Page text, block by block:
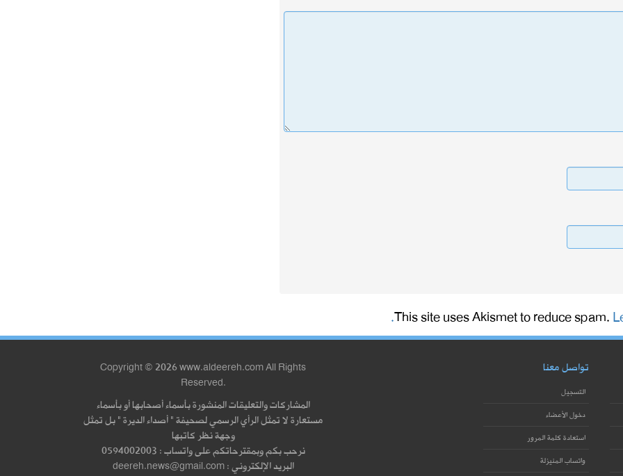
This site uses Akismet to reduce spam.
تواصل معنا
التسجيل
دخول الأعضاء
استعادة كلمة المرور
واتساب المنيزلة
Copyright © 2026 www.aldeereh.com All Rights
Reserved.
المشاركات والتعليقات المنشورة بأسماء أصحابها أو بأسماء
مستعارة لا تمثل الرأي الرسمي لصحيفة " أصداء الديرة " بل تمثل
وجهة نظر كاتبها
نرحب بكم وبمقترحاتكم على واتساب : 0594002003
البريد الإلكتروني : deereh.news@gmail.com